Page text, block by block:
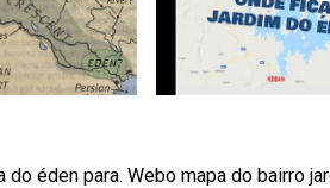
do éden para. Webo mapa do bairro